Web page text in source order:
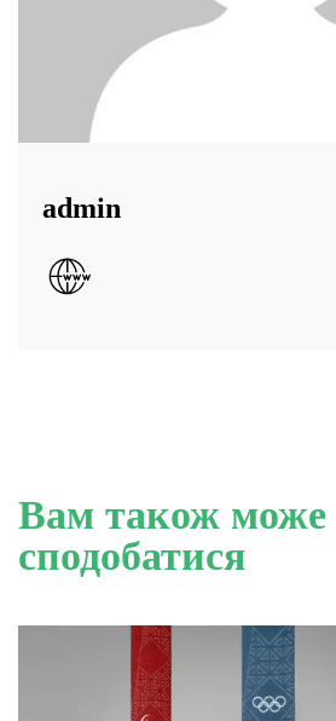
admin
Вам також може
сподобатися